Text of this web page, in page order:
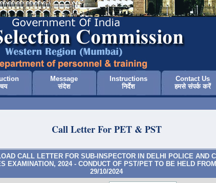
Message
संदेश
Instructions
निर्देश
Contact Us
हमसे संपर्क करें
Call Letter For PET & PST
CALL LETTER FOR SUB-INSPECTOR IN DELHI POLICE AND
EXAMINATION, 2024 - CONDUCT OF PST/PET TO BE HELD
29/10/2024